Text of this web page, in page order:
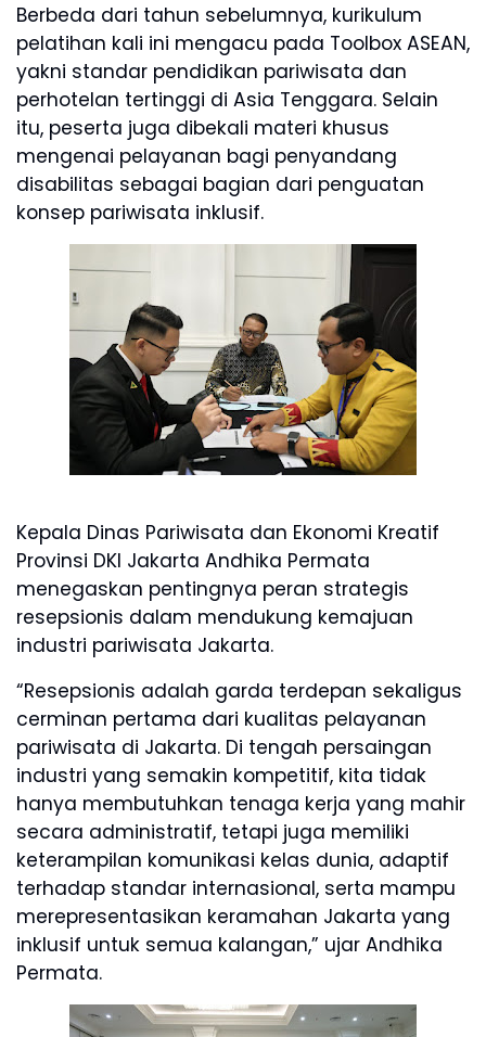
Berbeda dari tahun sebelumnya, kurikulum
pelatihan kali ini mengacu pada Toolbox ASEAN,
yakni standar pendidikan pariwisata dan
perhotelan tertinggi di Asia Tenggara. Selain
itu, peserta juga dibekali materi khusus
mengenai pelayanan bagi penyandang
disabilitas sebagai bagian dari penguatan
konsep pariwisata inklusif.
Kepala Dinas Pariwisata dan Ekonomi Kreatif
Provinsi DKI Jakarta Andhika Permata
menegaskan pentingnya peran strategis
resepsionis dalam mendukung kemajuan
industri pariwisata Jakarta.
“Resepsionis adalah garda terdepan sekaligus
cerminan pertama dari kualitas pelayanan
pariwisata di Jakarta. Di tengah persaingan
industri yang semakin kompetitif, kita tidak
hanya membutuhkan tenaga kerja yang mahir
secara administratif, tetapi juga memiliki
keterampilan komunikasi kelas dunia, adaptif
terhadap standar internasional, serta mampu
merepresentasikan keramahan Jakarta yang
inklusif untuk semua kalangan,” ujar Andhika
Permata.